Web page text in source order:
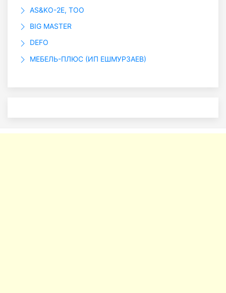
AS&KO-2E, ТОО
BIG MASTER
DEFO
МЕБЕЛЬ-ПЛЮС (ИП ЕШМУРЗАЕВ)